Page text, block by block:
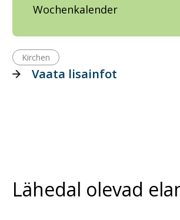
Wochenkalender
Kirchen
Vaata lisainfot
Lähedal olevad